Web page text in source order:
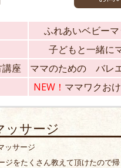
ふれあいベビー
子どもと一緒に
座
ママのための バレ
NEW！ ママワクお
ッサージ
ッサージ
ジをたくさん教えて頂けたので